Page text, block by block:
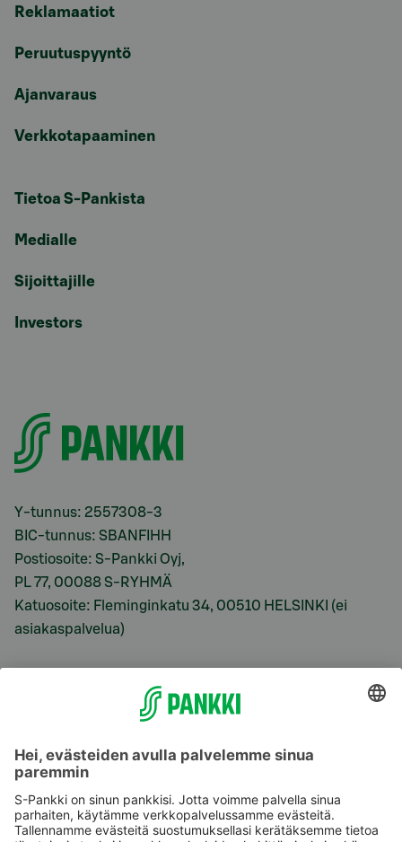
Reklamaatiot
Peruutuspyyntö
Ajanvaraus
Verkkotapaaminen
Tietoa S-Pankista
Medialle
Sijoittajille
Investors
Y-tunnus: 2557308-3
BIC-tunnus: SBANFIHH
Postiosoite: S-Pankki Oyj,
PL 77, 00088 S-RYHMÄ
Katuosoite: Fleminginkatu 34, 00510 HELSINKI (ei
asiakaspalvelua)